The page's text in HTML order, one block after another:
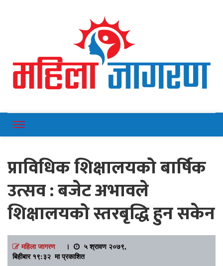
Mahilajagaran
प्राविधिक शिक्षालयको बार्षिक
उत्सव : बजेट अभावले
शिक्षालयको स्तरबृद्धि हुन सकेन
महिला जागरण।
५ श्रावण २०७९,
बिहीबार १९:३२ मा प्रकाशित